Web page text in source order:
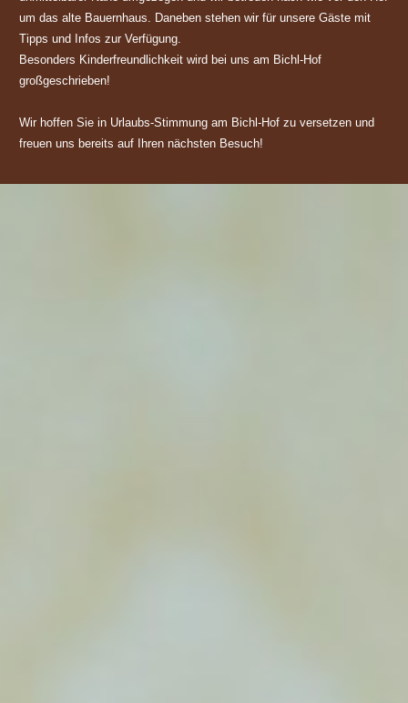
um das alte Bauernhaus. Daneben stehen wir für unsere Gäste mit
Tipps und Infos zur Verfügung.
Besonders Kinderfreundlichkeit wird bei uns am Bichl-Hof
großgeschrieben!
Wir hoffen Sie in Urlaubs-Stimmung am Bichl-Hof zu versetzen und
freuen uns bereits auf Ihren nächsten Besuch!